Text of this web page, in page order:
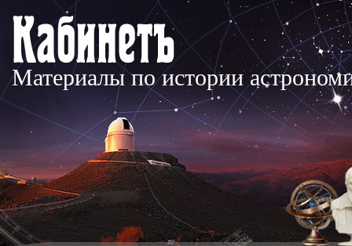
Материалы по истории